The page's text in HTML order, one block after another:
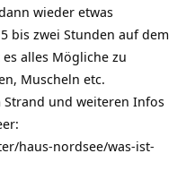
wieder etwas
bis zwei Stunden auf dem
alles Mögliche zu
Muscheln etc.
Strand und weiteren Infos
haus-nordsee/was-ist-